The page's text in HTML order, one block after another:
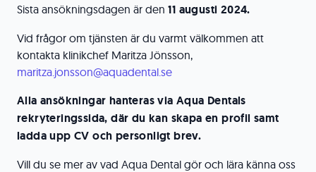
Sista ansökningsdagen är den 11 augusti 2024.
Vid frågor om tjänsten är du varmt välkommen att
kontakta klinikchef Maritza Jönsson,
maritza.jonsson@aquadental.se
Alla ansökningar hanteras via Aqua Dentals
rekryteringssida, där du kan skapa en profil samt
ladda upp CV och personligt brev.
Vill du se mer av vad Aqua Dental gör och lära känna oss